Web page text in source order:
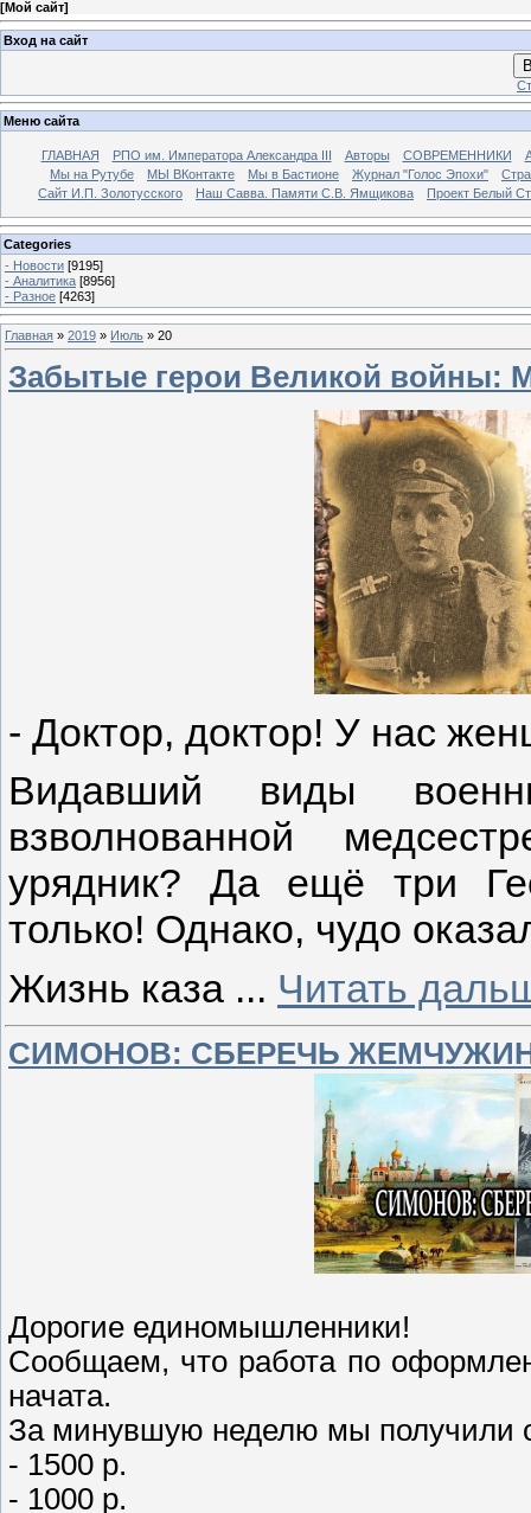
[Мой сайт]
Вход на сайт
Меню сайта
ГЛАВНАЯ РПО им. Императора Александра III Авторы СОВРЕМЕННИКИ
Мы на Рутубе
МЫ ВКонтакте Мы в Бастионе Журнал "Голос Эпохи"
Сайт И.П. Золотусского
Наш Савва. Памяти С.В. Ямщикова Проект Белый
Categories
- Новости [9195]
- Аналитика [8956]
- Разное [4263]
Главная » 2019 » Июль » 20
Забытые герои Великой войны:
- Доктор, доктор! У нас
Видавший виды
взволнованной
урядник? Да ещё три
только! Однако, чудо
Жизнь каза ... Читать
СИМОНОВ: СБЕРЕЧЬ
Дорогие единомышленники!
Сообщаем, что работа по
начата.
За минувшую неделю мы получили
- 1500 р.
- 1000 р.